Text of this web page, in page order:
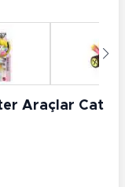
Araçlar Cat